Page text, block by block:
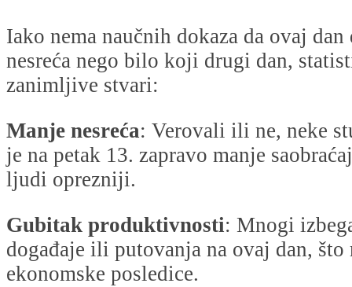
Iako nema naučnih dokaza da ovaj
nesreća nego bilo koji drugi dan,
zanimljive stvari:
Manje nesreća: Verovali ili ne, neke
je na petak 13. zapravo manje
ljudi oprezniji.
Gubitak produktivnosti: Mnogi
događaje ili putovanja na ovaj dan, što
ekonomske posledice.